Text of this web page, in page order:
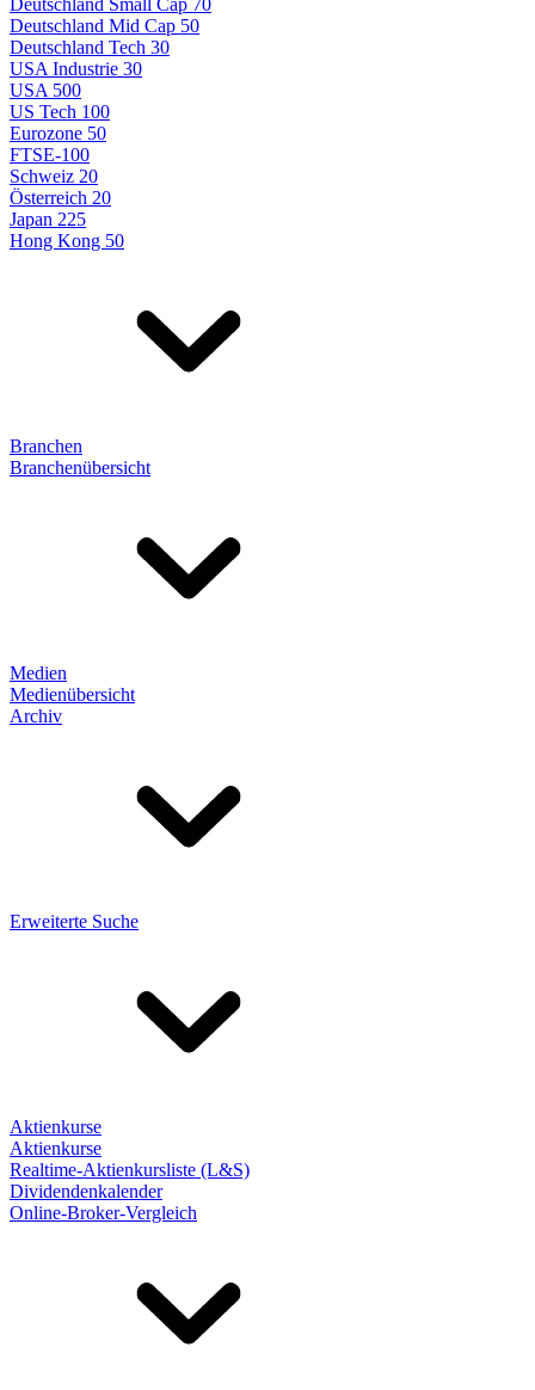
Deutschland Small Cap 70
Deutschland Mid Cap 50
Deutschland Tech 30
USA Industrie 30
USA 500
US Tech 100
Eurozone 50
FTSE-100
Schweiz 20
Österreich 20
Japan 225
Hong Kong 50
Branchen
Branchenübersicht
Medien
Medienübersicht
Archiv
Erweiterte Suche
Aktienkurse
Aktienkurse
Realtime-Aktienkursliste (L&S)
Dividendenkalender
Online-Broker-Vergleich